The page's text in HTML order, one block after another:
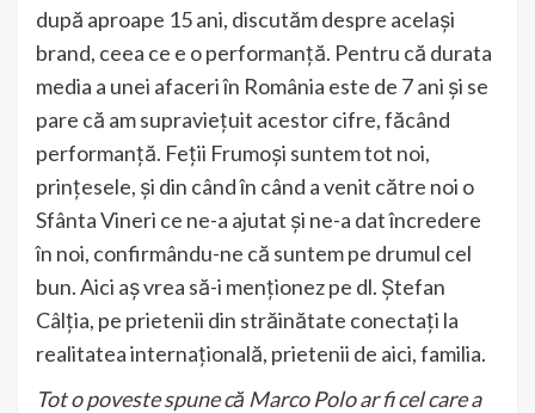
după aproape 15 ani, discutăm despre același
brand, ceea ce e o performanță. Pentru că durata
media a unei afaceri în România este de 7 ani și se
pare că am supraviețuit acestor cifre, făcând
performanță. Feții Frumoși suntem tot noi,
prințesele, și din când în când a venit către noi o
Sfânta Vineri ce ne-a ajutat și ne-a dat încredere
în noi, confirmându-ne că suntem pe drumul cel
bun. Aici aș vrea să-i menționez pe dl. Ștefan
Câlția, pe prietenii din străinătate conectați la
realitatea internațională, prietenii de aici, familia.
Tot o poveste spune că Marco Polo ar fi cel care a